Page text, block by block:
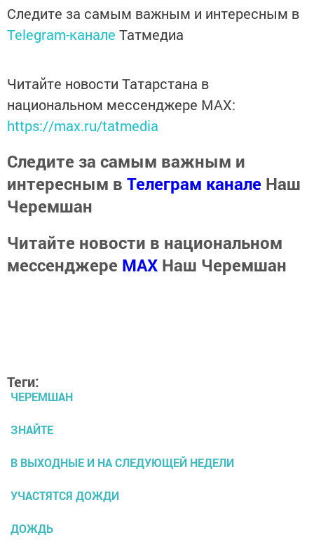
Следите за самым важным и интересным в
Telegram-канале Татмедиа
Читайте новости Татарстана в
национальном мессенджере MАХ:
https://max.ru/tatmedia
Следите за самым важным и
интересным в Телеграм канале Наш
Черемшан
Читайте новости в национальном
мессенджере MАХ Наш Черемшан
Теги:
ЧЕРЕМШАН
ЗНАЙТЕ
В ВЫХОДНЫЕ И НА СЛЕДУЮЩЕЙ НЕДЕЛИ
УЧАСТЯТСЯ ДОЖДИ
ДОЖДЬ